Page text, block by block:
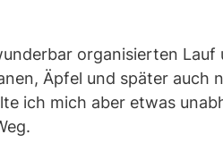
organisierten
Äpfel und später
ich mich aber etwas